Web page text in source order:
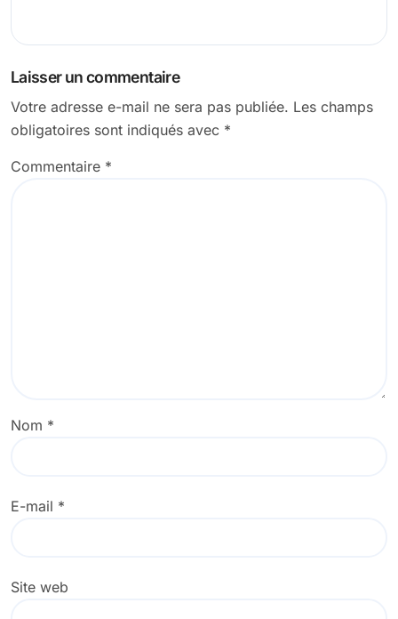
Laisser un commentaire
Votre adresse e-mail ne sera pas publiée. Les champs
obligatoires sont indiqués avec *
Commentaire *
Nom *
E-mail *
Site web